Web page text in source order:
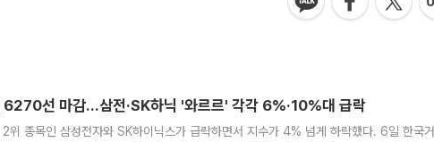
선 마감…삼전·SK하닉 '와르르' 각각 6%·10%대 급락
위 종목인 삼성전자와 SK하이닉스가 급락하면서 지수가 4% 넘게 하락했다. 6일 한국거